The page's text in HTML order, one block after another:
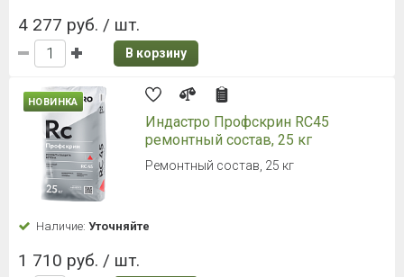
4 277 руб. / шт.
В корзину
НОВИНКА
Индастро Профскрин RC45
ремонтный состав, 25 кг
Ремонтный состав, 25 кг
Наличие: Уточняйте
1 710 руб. / шт.